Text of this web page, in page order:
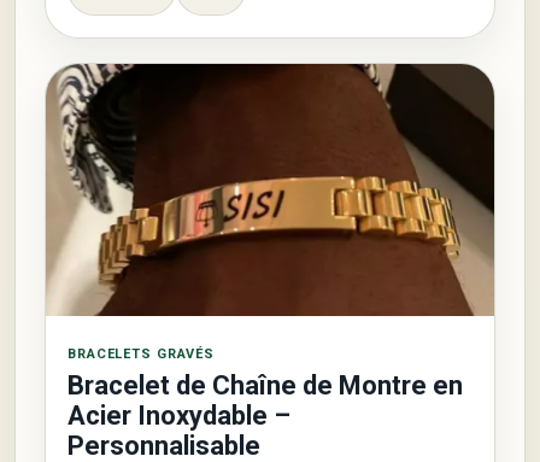
BRACELETS GRAVÉS
Bracelet de Chaîne de Montre en
Acier Inoxydable –
Personnalisable